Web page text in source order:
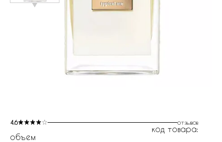
4.6 отзывов
код товара:
объем